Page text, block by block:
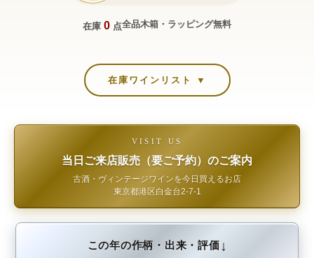
在庫 0 点全品木箱・ラッピング無料
在庫ワインリスト ▼
VISIT US
当日ご来店販売（要ご予約）のご案内
古酒・ヴィンテージワインを今日買えるお店
東京都港区白金台2-7-1
この年の作柄・出来・評価↓